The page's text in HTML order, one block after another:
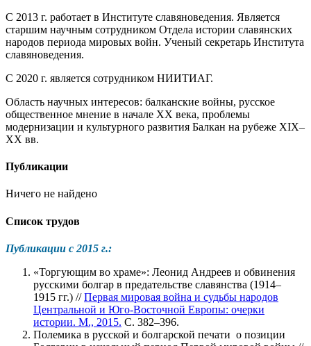
C 2013 г. работает в Институте славяноведения. Является
старшим научным сотрудником Отдела истории славянских
народов периода мировых войн. Ученый секретарь Института
славяноведения.
С 2020 г. является сотрудником НИИТИАГ.
Область научных интересов: балканские войны, русское
общественное мнение в начале ХХ века, проблемы
модернизации и культурного развития Балкан на рубеже XIX–
XX вв.
Публикации
Ничего не найдено
Список трудов
Публикации с 2015 г.:
«Торгующим во храме»: Леонид Андреев и обвинения
русскими болгар в предательстве славянства (1914–
1915 гг.) //Первая мировая война и судьбы народов
Центральной и Юго-Восточной Европы: очерки
истории. М., 2015. С. 382–396.
Полемика в русской и болгарской печати о позиции